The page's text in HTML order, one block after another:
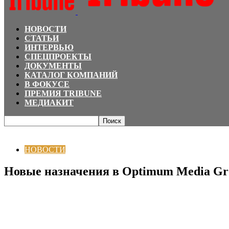
НОВОСТИ
СТАТЬИ
ИНТЕРВЬЮ
СПЕЦПРОЕКТЫ
ДОКУМЕНТЫ
КАТАЛОГ КОМПАНИЙ
В ФОКУСЕ
ПРЕМИЯ TRIBUNE
МЕДИАКИТ
НОВОСТИ
Новые назначения в Optimum Media